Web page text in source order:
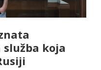
koja